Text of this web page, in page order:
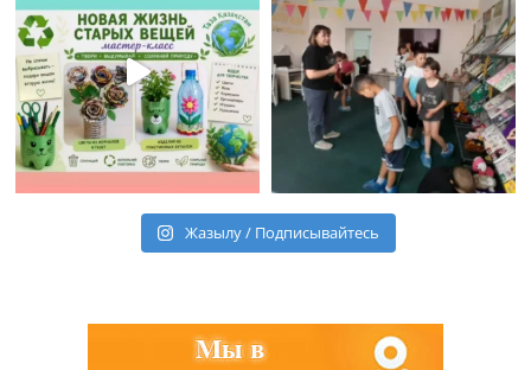
Жазылу / Подписывайтесь